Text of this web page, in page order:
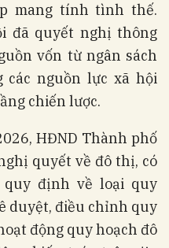
mang tính tình thế.
đã quyết nghị thông
vốn từ ngân sách
các nguồn lực xã hội
chiến lược.
HĐND Thành phố
quyết về đô thị, có
định về loại quy
duyệt, điều chỉnh quy
động quy hoạch đô